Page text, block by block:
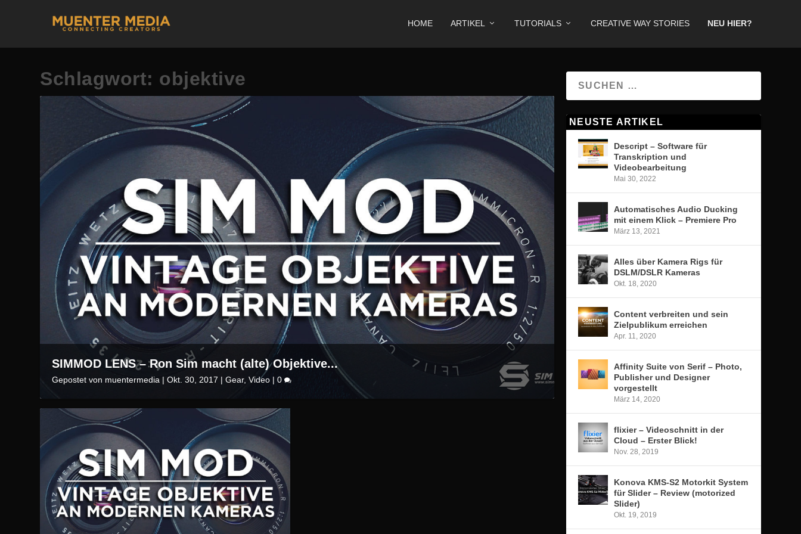
HOME ARTIKEL TUTORIALS CREATIVE WAY STORIES NEU HIER?
Schlagwort: objektive
SIMMOD LENS – Ron Sim macht (alte) Objektive...
Gepostet von muentermedia |Okt. 30, 2017 |Gear,Video |0
NEUSTE ARTIKEL
Descript – Software für
Transkription und
Videobearbeitung
Mai 30, 2022
Automatisches Audio Ducking
mit einem Klick – Premiere Pro
März 13, 2021
Alles über Kamera Rigs für
DSLM/DSLR Kameras
Okt. 18, 2020
Content verbreiten und sein
Zielpublikum erreichen
Apr. 11, 2020
Affinity Suite von Serif – Photo,
Publisher und Designer
vorgestellt
März 14, 2020
flixier – Videoschnitt in der
Cloud – Erster Blick!
Nov. 28, 2019
Konova KMS-S2 Motorkit System
für Slider – Review (motorized
Slider)
Okt. 19, 2019